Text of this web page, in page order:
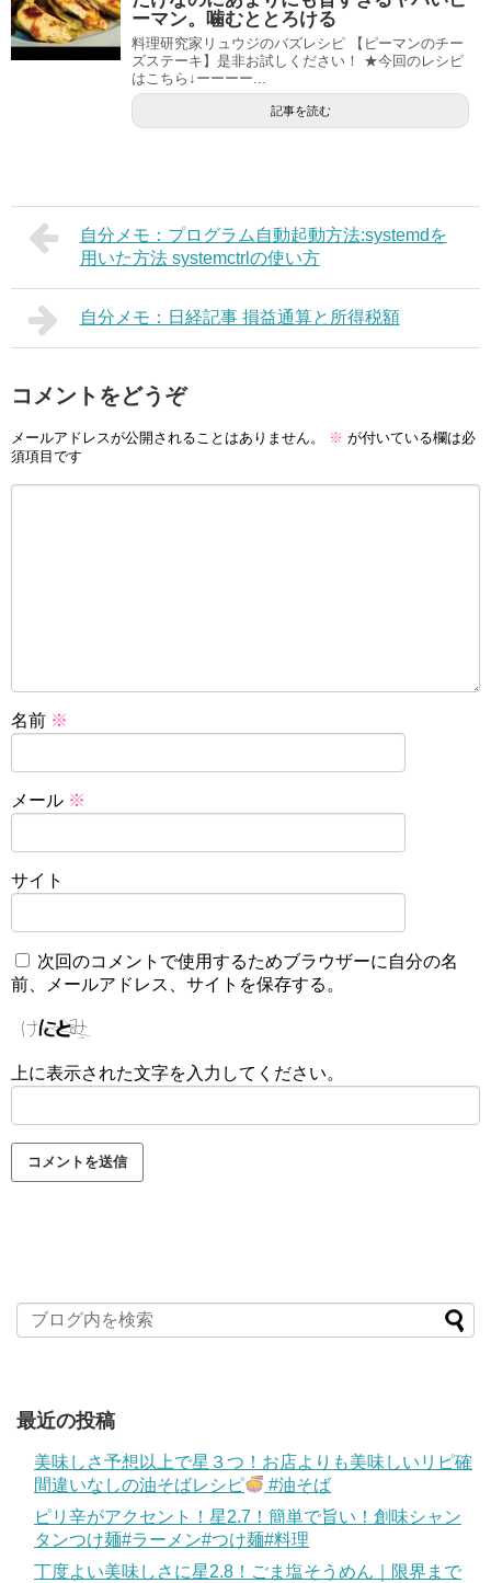
ーマン。噛むととろける
料理研究家リュウジのバズレシピ 【ピーマンのチー
ズステーキ】是非お試しください！ ★今回のレシピ
はこちら↓ーーーー...
記事を読む
自分メモ：プログラム自動起動方法:systemdを
用いた方法 systemctrlの使い方
自分メモ：日経記事 損益通算と所得税額
コメントをどうぞ
メールアドレスが公開されることはありません。 ※ が付いている欄は必
須項目です
名前 ※
メール ※
サイト
次回のコメントで使用するためブラウザーに自分の名
前、メールアドレス、サイトを保存する。
上に表示された文字を入力してください。
最近の投稿
美味しさ予想以上で星３つ！お店よりも美味しいリピ確
間違いなしの油そばレシピ
#油そば
ピリ辛がアクセント！星2.7！簡単で旨い！創味シャン
タンつけ麺#ラーメン#つけ麺#料理
丁度よい美味しさに星2.8！ごま塩そうめん｜限界まで